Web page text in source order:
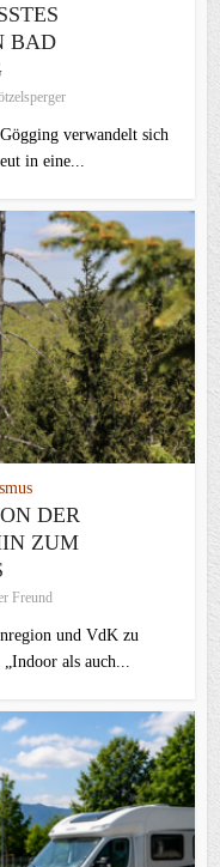
R
G
verwandelt sich
in eine...
DER
ZUM
Freund
und VdK zu
als auch...